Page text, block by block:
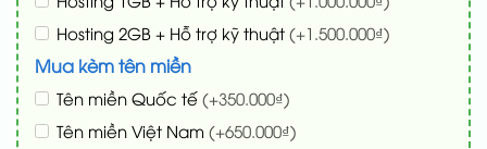
Hosting 2GB + Hỗ trợ kỹ thuật (+1.500.000₫)
Mua kèm tên miền
Tên miền Quốc tế (+350.000₫)
Tên miền Việt Nam (+650.000₫)